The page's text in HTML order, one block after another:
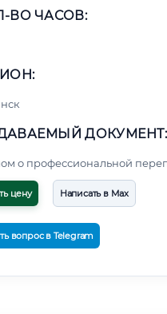
ВО ЧАСОВ:
ДОКУМЕНТ:
о профессиональной
цену Написать в Max
вопрос в Telegram